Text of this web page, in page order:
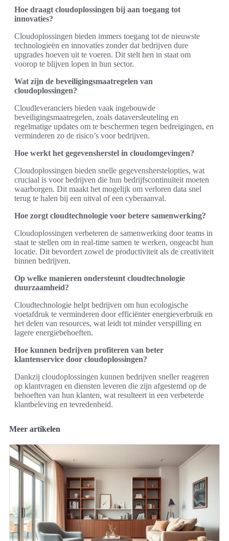
Hoe draagt cloudoplossingen bij aan toegang tot
innovaties?
Cloudoplossingen bieden immers toegang tot de nieuwste
technologieën en innovaties zonder dat bedrijven dure
upgrades hoeven uit te voeren. Dit stelt hen in staat om
voorop te blijven lopen in hun sector.
Wat zijn de beveiligingsmaatregelen van
cloudoplossingen?
Cloudleveranciers bieden vaak ingebouwde
beveiligingsmaatregelen, zoals dataversleuteling en
regelmatige updates om te beschermen tegen bedreigingen, en
verminderen zo de risico’s voor bedrijven.
Hoe werkt het gegevensherstel in cloudomgevingen?
Cloudoplossingen bieden snelle gegevensherstelopties, wat
cruciaal is voor bedrijven die hun bedrijfscontinuïteit moeten
waarborgen. Dit maakt het mogelijk om verloren data snel
terug te halen bij een uitval of een cyberaanval.
Hoe zorgt cloudtechnologie voor betere samenwerking?
Cloudoplossingen verbeteren de samenwerking door teams in
staat te stellen om in real-time samen te werken, ongeacht hun
locatie. Dit bevordert zowel de productiviteit als de creativiteit
binnen bedrijven.
Op welke manieren ondersteunt cloudtechnologie
duurzaamheid?
Cloudtechnologie helpt bedrijven om hun ecologische
voetafdruk te verminderen door efficiënter energieverbruik en
het delen van resources, wat leidt tot minder verspilling en
lagere energiebehoeften.
Hoe kunnen bedrijven profiteren van beter
klantenservice door cloudoplossingen?
Dankzij cloudoplossingen kunnen bedrijven sneller reageren
op klantvragen en diensten leveren die zijn afgestemd op de
behoeften van hun klanten, wat resulteert in een verbeterde
klantbeleving en tevredenheid.
Meer artikelen